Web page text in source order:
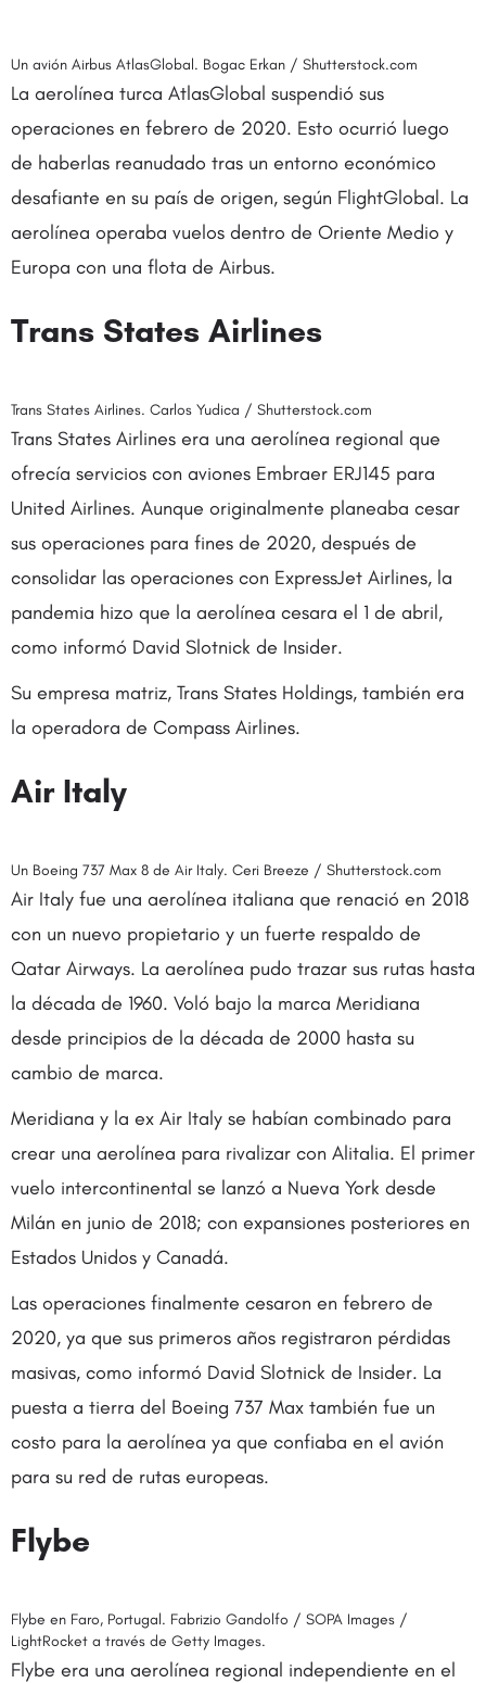
Un avión Airbus AtlasGlobal. Bogac Erkan / Shutterstock.com
La aerolínea turca AtlasGlobal suspendió sus
operaciones en febrero de 2020. Esto ocurrió luego
de haberlas reanudado tras un entorno económico
desafiante en su país de origen, según FlightGlobal. La
aerolínea operaba vuelos dentro de Oriente Medio y
Europa con una flota de Airbus.
Trans States Airlines
Trans States Airlines. Carlos Yudica / Shutterstock.com
Trans States Airlines era una aerolínea regional que
ofrecía servicios con aviones Embraer ERJ145 para
United Airlines. Aunque originalmente planeaba cesar
sus operaciones para fines de 2020, después de
consolidar las operaciones con ExpressJet Airlines, la
pandemia hizo que la aerolínea cesara el 1 de abril,
como informó David Slotnick de Insider.
Su empresa matriz, Trans States Holdings, también era
la operadora de Compass Airlines.
Air Italy
Un Boeing 737 Max 8 de Air Italy. Ceri Breeze / Shutterstock.com
Air Italy fue una aerolínea italiana que renació en 2018
con un nuevo propietario y un fuerte respaldo de
Qatar Airways. La aerolínea pudo trazar sus rutas hasta
la década de 1960. Voló bajo la marca Meridiana
desde principios de la década de 2000 hasta su
cambio de marca.
Meridiana y la ex Air Italy se habían combinado para
crear una aerolínea para rivalizar con Alitalia. El primer
vuelo intercontinental se lanzó a Nueva York desde
Milán en junio de 2018; con expansiones posteriores en
Estados Unidos y Canadá.
Las operaciones finalmente cesaron en febrero de
2020, ya que sus primeros años registraron pérdidas
masivas, como informó David Slotnick de Insider. La
puesta a tierra del Boeing 737 Max también fue un
costo para la aerolínea ya que confiaba en el avión
para su red de rutas europeas.
Flybe
Flybe en Faro, Portugal. Fabrizio Gandolfo / SOPA Images /
LightRocket a través de Getty Images.
Flybe era una aerolínea regional independiente en el